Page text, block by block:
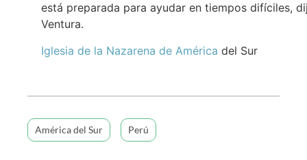
está preparada para ayudar en tiempos difíciles,
Ventura.
Iglesia de la Nazarena de América del Sur
América del Sur Perú